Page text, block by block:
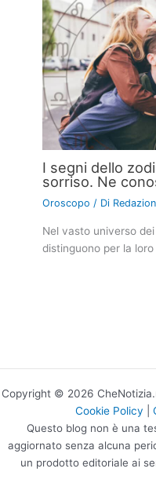
I segni dello
sorriso. Ne
Oroscopo / Di
Nel vasto universo
distinguono per la
Copyright © 2026
Cookie Policy
Questo blog non è una
aggiornato senza alcuna
un prodotto editoriale ai